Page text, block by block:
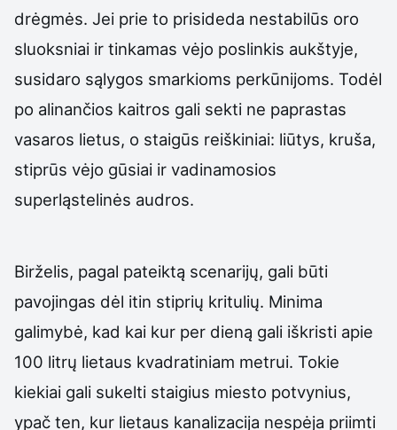
drėgmės. Jei prie to prisideda nestabilūs oro
sluoksniai ir tinkamas vėjo poslinkis aukštyje,
susidaro sąlygos smarkioms perkūnijoms. Todėl
po alinančios kaitros gali sekti ne paprastas
vasaros lietus, o staigūs reiškiniai: liūtys, kruša,
stiprūs vėjo gūsiai ir vadinamosios
superląstelinės audros.
Birželis, pagal pateiktą scenarijų, gali būti
pavojingas dėl itin stiprių kritulių. Minima
galimybė, kad kai kur per dieną gali iškristi apie
100 litrų lietaus kvadratiniam metrui. Tokie
kiekiai gali sukelti staigius miesto potvynius,
ypač ten, kur lietaus kanalizacija nespėja priimti